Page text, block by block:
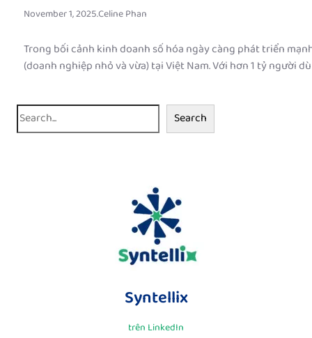
November 1, 2025.Celine Phan
Trong bối cảnh kinh doanh số hóa ngày càng phát triển
(doanh nghiệp nhỏ và vừa) tại Việt Nam. Với hơn 1 tỷ người
S
e
Search
Syntellix
trên LinkedIn